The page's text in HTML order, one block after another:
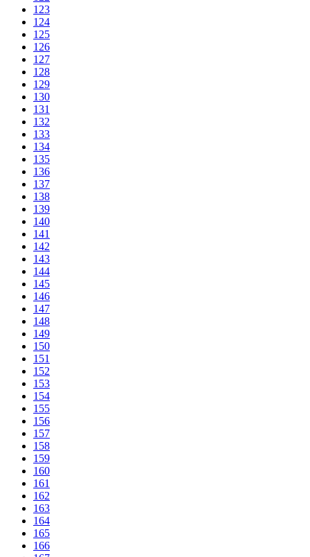
123
124
125
126
127
128
129
130
131
132
133
134
135
136
137
138
139
140
141
142
143
144
145
146
147
148
149
150
151
152
153
154
155
156
157
158
159
160
161
162
163
164
165
166